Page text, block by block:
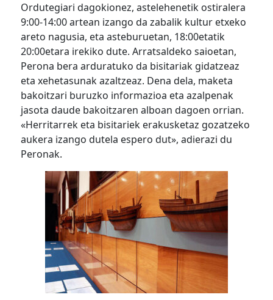
Ordutegiari dagokionez, astelehenetik ostiralera
9:00-14:00 artean izango da zabalik kultur etxeko
areto nagusia, eta asteburuetan, 18:00etatik
20:00etara irekiko dute. Arratsaldeko saioetan,
Perona bera arduratuko da bisitariak gidatzeaz
eta xehetasunak azaltzeaz. Dena dela, maketa
bakoitzari buruzko informazioa eta azalpenak
jasota daude bakoitzaren alboan dagoen orrian.
«Herritarrek eta bisitariek erakusketaz gozatzeko
aukera izango dutela espero dut», adierazi du
Peronak.